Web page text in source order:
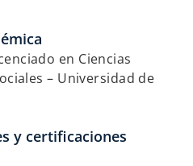
en Ciencias
– Universidad de
y certificaciones